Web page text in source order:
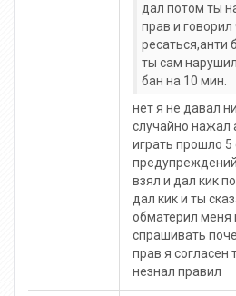
дал потом ты
прав и
ресаться,анти
ты сам
бан на 10 мин.
нет я не давал
случайно нажал
играть прошло 5
взял и дал кик
дал кик и ты
обматерил меня
спрашивать
прав я согласен
незнал правил